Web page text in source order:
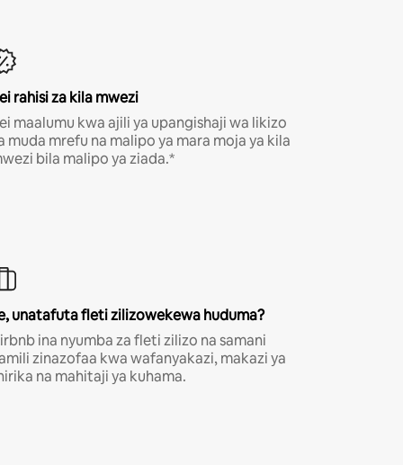
rahisi za kila mwezi
maalumu kwa ajili ya upangishaji wa likizo
muda mrefu na malipo ya mara moja ya kila
bila malipo ya ziada.*
unatafuta fleti zilizowekewa huduma?
ina nyumba za fleti zilizo na samani
zinazofaa kwa wafanyakazi, makazi ya
na mahitaji ya kuhama.